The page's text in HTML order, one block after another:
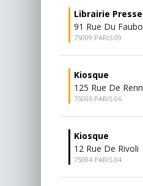
Librairie Presse
91 Rue Du
75009 PARIS 09
Kiosque
125 Rue De
75006 PARIS 06
Kiosque
12 Rue De Rivoli
75004 PARIS 04